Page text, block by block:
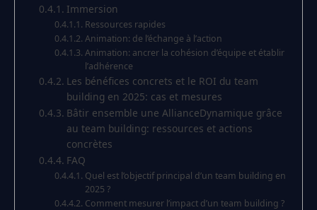
Immersion
Ressources rapides
Animation: de l’échange à l’action
Animation: ancrer la cohésion d’équipe et établir
l’adhérence
Les bénéfices concrets et le ROI du team
building en 2025: cas et mesures
Bâtir ensemble une AllianceDynamique grâce
au team building: ressources et actions
concrètes
FAQ
Quel est l’objectif principal d’un team building en
2025 ?
Comment mesurer l’impact d’un team building ?